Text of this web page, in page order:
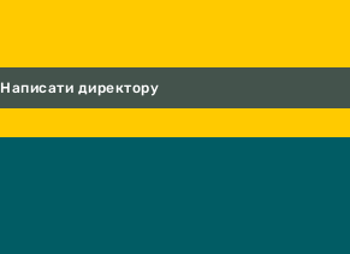
Написати директору